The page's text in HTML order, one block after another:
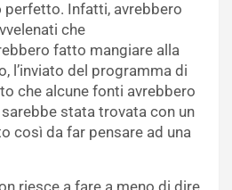
perfetto. Infatti, avrebbero
che
fatto mangiare alla
l’inviato del programma di
che alcune fonti avrebbero
stata trovata con un
così da far pensare ad una
riesce a fare a meno di dire